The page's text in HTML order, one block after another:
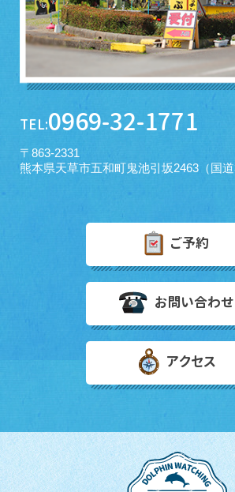
TEL:0969-32-1771
〒863-2331
熊本県天草市五和町鬼池引坂2463（国道
ご予約
お問い合わせ
アクセス